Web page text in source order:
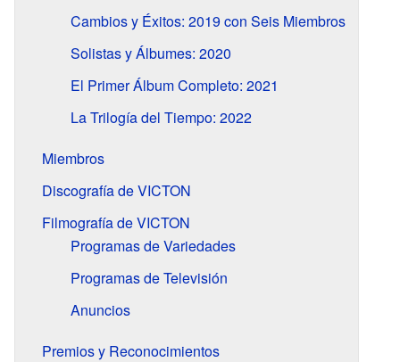
Cambios y Éxitos: 2019 con Seis Miembros
Solistas y Álbumes: 2020
El Primer Álbum Completo: 2021
La Trilogía del Tiempo: 2022
Miembros
Discografía de VICTON
Filmografía de VICTON
Programas de Variedades
Programas de Televisión
Anuncios
Premios y Reconocimientos